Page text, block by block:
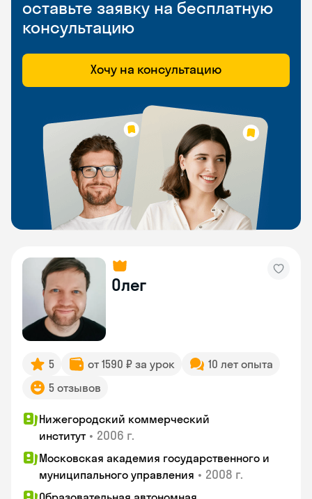
оставьте заявку на бесплатную
консультацию
Хочу на консультацию
Олег
5 от 1590 ₽ за урок
10 лет опыта
5 отзывов
Нижегородский коммерческий
институт • 2006 г.
Московская академия государственного и
муниципального управления • 2008 г.